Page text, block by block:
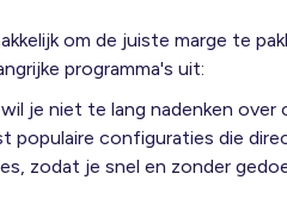
om de juiste marge te
programma's uit:
je niet te lang nadenken
populaire configuraties die
zodat je snel en zonder